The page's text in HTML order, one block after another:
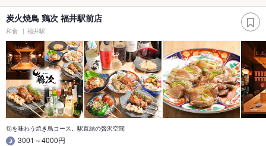
炭火焼鳥 鶏次 福井駅前店
和食 福井駅
旬を味わう焼き鳥コース。駅直結の贅沢空間
3001～4000円